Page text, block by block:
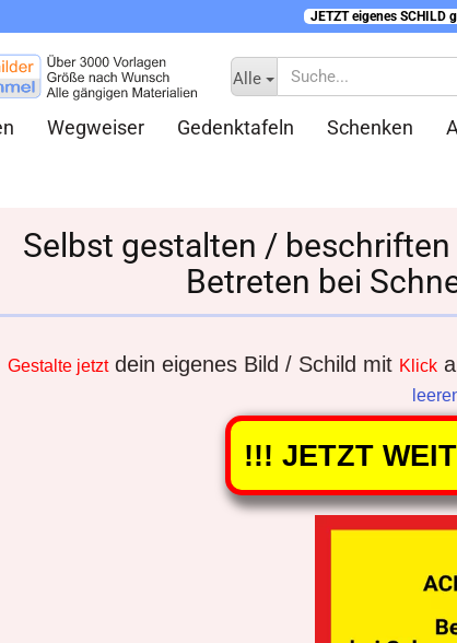
JETZT eigenes SCHILD
Alle
Wegweiser Gedenktafeln Schenken
Selbst gestalten /
Betreten bei
Gestalte jetztdein eigenes Bild / Schild mit Klick
!!! JETZT